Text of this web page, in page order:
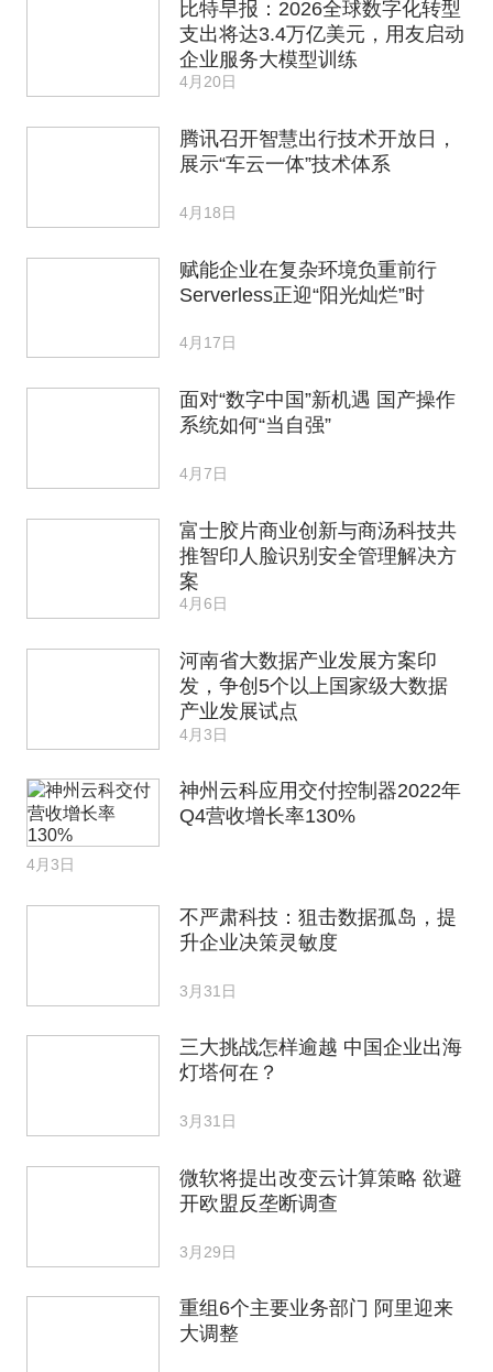
比特早报：2026全球数字化转型
支出将达3.4万亿美元，用友启动
企业服务大模型训练
4月20日
腾讯召开智慧出行技术开放日，
展示“车云一体”技术体系
4月18日
赋能企业在复杂环境负重前行
Serverless正迎“阳光灿烂”时
4月17日
面对“数字中国”新机遇 国产操作
系统如何“当自强”
4月7日
富士胶片商业创新与商汤科技共
推智印人脸识别安全管理解决方
案
4月6日
河南省大数据产业发展方案印
发，争创5个以上国家级大数据
产业发展试点
4月3日
神州云科应用交付控制器2022年
Q4营收增长率130%
4月3日
不严肃科技：狙击数据孤岛，提
升企业决策灵敏度
3月31日
三大挑战怎样逾越 中国企业出海
灯塔何在？
3月31日
微软将提出改变云计算策略 欲避
开欧盟反垄断调查
3月29日
重组6个主要业务部门 阿里迎来
大调整